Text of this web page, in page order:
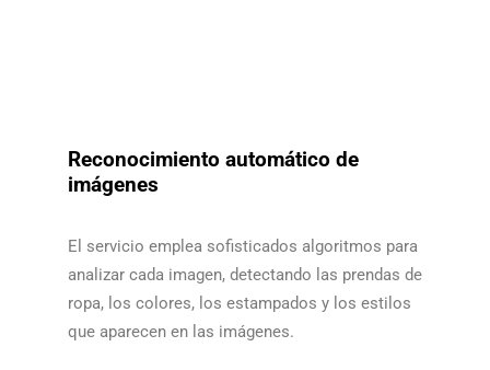
Reconocimiento automático de
imágenes
El servicio emplea sofisticados algoritmos para
analizar cada imagen, detectando las prendas de
ropa, los colores, los estampados y los estilos
que aparecen en las imágenes.​​